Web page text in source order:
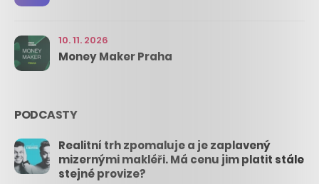
10. 11. 2026
Money Maker Praha
PODCASTY
Realitní trh zpomaluje a je zaplavený
mizernými makléři. Má cenu jim platit stále
stejné provize?